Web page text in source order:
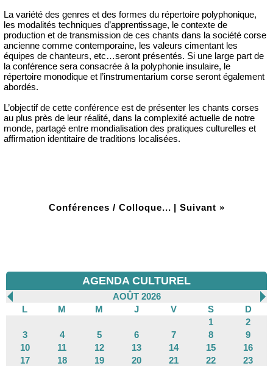
La variété des genres et des formes du répertoire polyphonique,
les modalités techniques d’apprentissage, le contexte de
production et de transmission de ces chants dans la société corse
ancienne comme contemporaine, les valeurs cimentant les
équipes de chanteurs, etc…seront présentés. Si une large part de
la conférence sera consacrée à la polyphonie insulaire, le
répertoire monodique et l’instrumentarium corse seront également
abordés.
L’objectif de cette conférence est de présenter les chants corses
au plus près de leur réalité, dans la complexité actuelle de notre
monde, partagé entre mondialisation des pratiques culturelles et
affirmation identitaire de traditions localisées.
Conférences / Colloque... | Suivant »
AGENDA CULTUREL
AOÛT 2026
L
M M J V S
D
1
2
3
4 5 6 7 8
9
10
11 12 13 14 15
16
17
18 19 20 21 22
23